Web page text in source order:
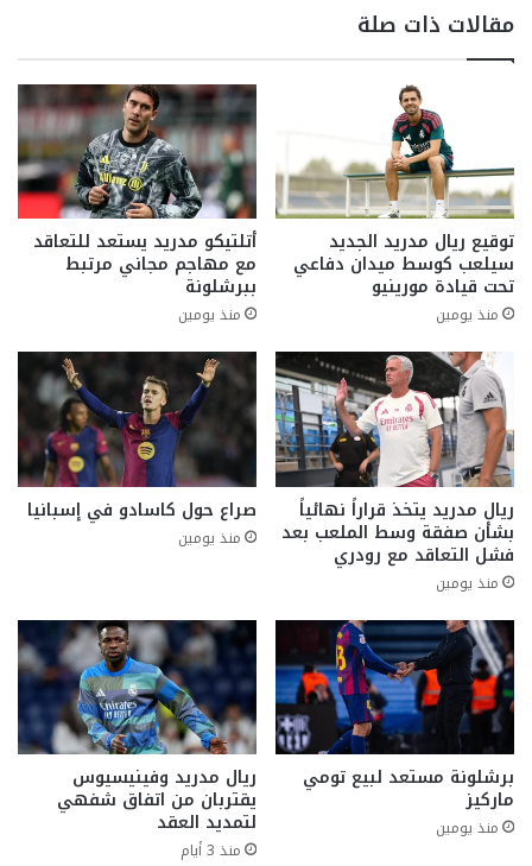
مقالات ذات صلة
توقيع ريال مدريد الجديد
سيلعب كوسط ميدان دفاعي
تحت قيادة مورينيو
منذ يومين
أتلتيكو مدريد يستعد للتعاقد
مع مهاجم مجاني مرتبط
ببرشلونة
منذ يومين
ريال مدريد يتخذ قراراً نهائياً
بشأن صفقة وسط الملعب بعد
فشل التعاقد مع رودري
منذ يومين
صراع حول كاسادو في إسبانيا
منذ يومين
برشلونة مستعد لبيع تومي
ماركيز
منذ يومين
ريال مدريد وفينيسيوس
يقتربان من اتفاق شفهي
لتمديد العقد
منذ 3 أيام